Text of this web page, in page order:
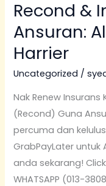
Recond &
Ansuran:
Harrier
Uncategorized /
Nak Renew
(Recond) Guna
percuma dan
GrabPayLater untuk
anda sekarang! Click.
WHATSAPP (013-